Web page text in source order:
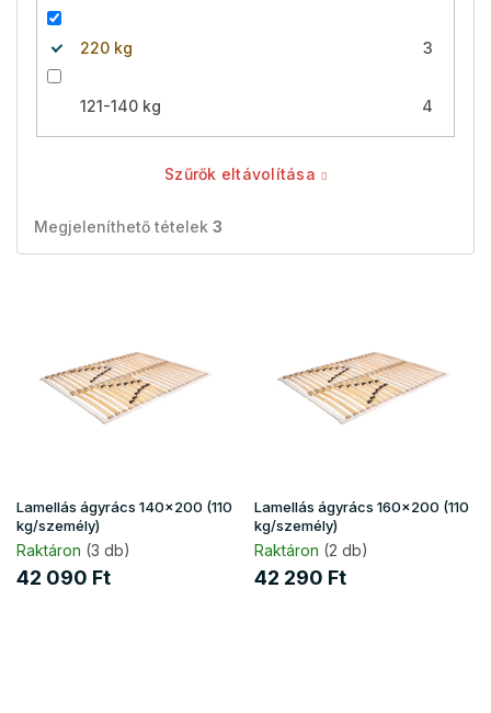
220 kg 3
121-140 kg 4
Szűrők eltávolítása
Megjeleníthető tételek 3
i
s
t
á
Lamellás ágyrács 140x200 (110
kg/személy)
Raktáron (3 db)
42 090 Ft
Lamellás ágyrács 160x200 (110
kg/személy)
Raktáron (2 db)
42 290 Ft